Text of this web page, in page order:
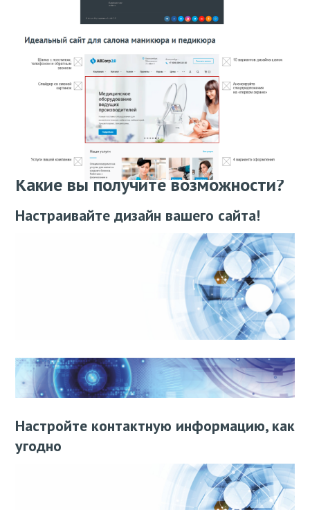
Какие вы получите возможности?
Настраивайте дизайн вашего сайта!
Настройте контактную информацию, как
угодно